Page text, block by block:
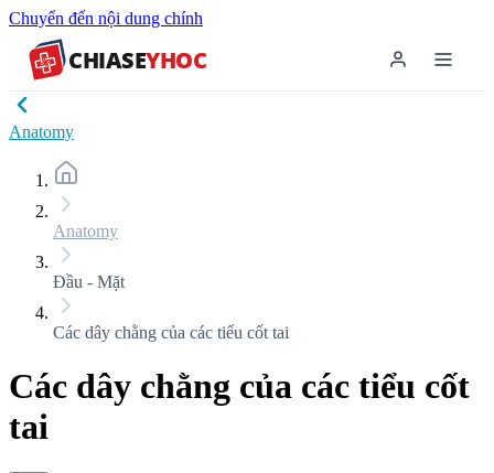
Chuyển đến nội dung chính
CHIASEYHOC
Anatomy
Anatomy
Đầu - Mặt
Các dây chằng của các tiểu cốt tai
Các dây chằng của các tiểu cốt
tai